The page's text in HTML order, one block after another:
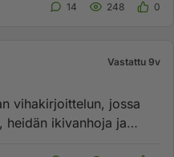
14 248 0
Vastattu 9v
vihakirjoittelun, jossa
heidän ikivanhoja ja